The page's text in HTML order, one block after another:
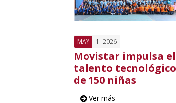
MAY 1 2026
Movistar impulsa el
talento tecnológico
de 150 niñas
Ver más